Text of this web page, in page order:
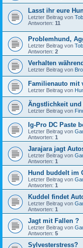
Lasst ihr eure
Letzter Beitrag von
Antworten: 11
Problemhund,
Letzter Beitrag von
Antworten: 2
Verhalten
Letzter Beitrag von
Familienauto mit
Letzter Beitrag von
Ängstlichkeit und
Letzter Beitrag von
Ig-Pro DC Paste
Letzter Beitrag von
Antworten: 1
Jarajara jagt
Letzter Beitrag von
Antworten: 1
Hund buddelt im
Letzter Beitrag von
Antworten: 1
Kuddel findet
Letzter Beitrag von
Antworten: 1
Jagt mit Fallen ?
Letzter Beitrag von
Antworten: 5
Sylvesterstress?